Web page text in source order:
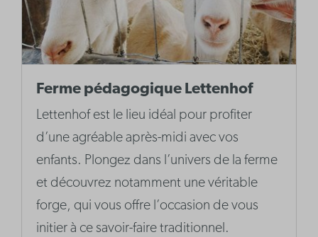
Ferme pédagogique Lettenhof
Lettenhof est le lieu idéal pour profiter
d’une agréable après-midi avec vos
enfants. Plongez dans l’univers de la ferme
et découvrez notamment une véritable
forge, qui vous offre l’occasion de vous
initier à ce savoir-faire traditionnel.